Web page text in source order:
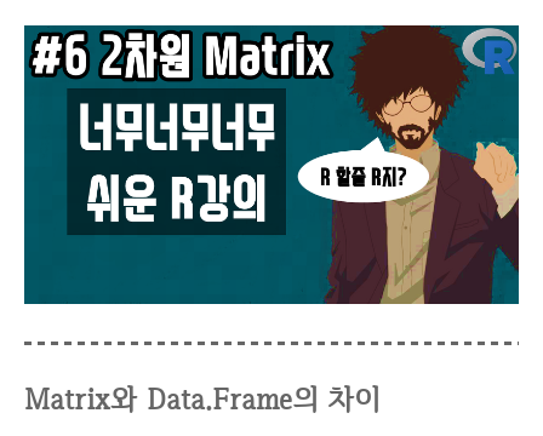
Matrix와 Data.Frame의 차이